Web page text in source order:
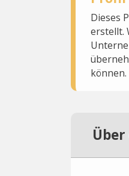
Dieses
erstellt.
können.
Über